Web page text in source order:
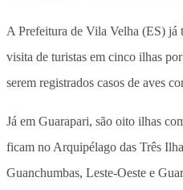
A Prefeitura de Vila Velha (ES) já
visita de turistas em cinco ilhas
serem registrados casos de aves
Já em Guarapari, são oito ilhas
ficam no Arquipélago das Três
Guanchumbas, Leste-Oeste e